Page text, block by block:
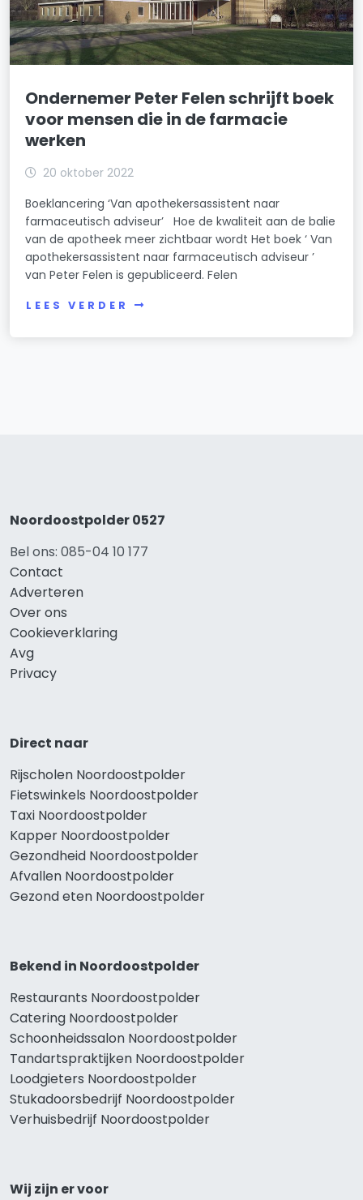
Ondernemer Peter Felen schrijft boek
voor mensen die in de farmacie
werken
20 oktober 2022
Boeklancering ‘Van apothekersassistent naar
farmaceutisch adviseur’ Hoe de kwaliteit aan de balie
van de apotheek meer zichtbaar wordt Het boek ‘ Van
apothekersassistent naar farmaceutisch adviseur ’
van Peter Felen is gepubliceerd. Felen
LEES VERDER
Noordoostpolder 0527
Bel ons: 085-04 10 177
Contact
Adverteren
Over ons
Cookieverklaring
Avg
Privacy
Direct naar
Rijscholen Noordoostpolder
Fietswinkels Noordoostpolder
Taxi Noordoostpolder
Kapper Noordoostpolder
Gezondheid Noordoostpolder
Afvallen Noordoostpolder
Gezond eten Noordoostpolder
Bekend in Noordoostpolder
Restaurants Noordoostpolder
Catering Noordoostpolder
Schoonheidssalon Noordoostpolder
Tandartspraktijken Noordoostpolder
Loodgieters Noordoostpolder
Stukadoorsbedrijf Noordoostpolder
Verhuisbedrijf Noordoostpolder
Wij zijn er voor